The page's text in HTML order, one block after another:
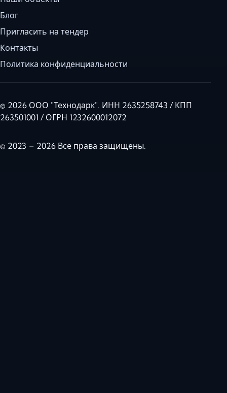
Блог
Пригласить на тендер
Контакты
Политика конфиденциальности
© 2026 ООО "Технодарк". ИНН 2635258743 / КПП
263501001 / ОГРН 1232600012072
© 2023 – 2026 Все права защищены.